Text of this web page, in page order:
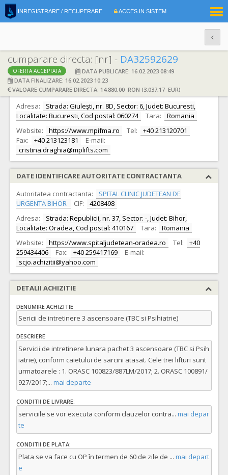
INREGISTRARE / RECUPERARE ACCES IN SISTEM
cumparare directa: [nr] - DA32592629
OFERTA ACCEPTATA
DATA PUBLICARE: 16.02.2023 08:49
DATA FINALIZARE: 16.02.2023 10:23
VALOARE CUMPARARE DIRECTA: 14.880,00 RON (3.037,17 EUR)
DATE IDENTIFICARE OFERTANT
Ofertant: S.C. MP IFMA S.A. CIF: 448269
Adresa:
Strada: Giuleşti, nr. 8D, Sector: 6, Judet: Bucuresti,
Localitate: Bucuresti, Cod postal: 060274
Tara:
Romania
Website:
https://www.mpifma.ro Tel:
+40 213120701
Fax:
+40 213123181
E-mail:
cristina.draghia@mplifts.com
DATE IDENTIFICARE AUTORITATE CONTRACTANTA
Autoritatea contractanta:
SPITAL CLINIC JUDETEAN DE
URGENTA BIHOR
CIF:
4208498
Adresa:
Strada: Republicii, nr. 37, Sector: -, Judet: Bihor,
Localitate: Oradea, Cod postal: 410167
Tara:
Romania
Website:
https://www.spitaljudetean-oradea.ro Tel:
+40
259434406
Fax: +40 259417169
E-mail:
scjo.achizitii@yahoo.com
DETALII ACHIZITIE
DENUMIRE ACHIZITIE
Sericii de intretinere 3 ascensoare (TBC si Psihiatrie)
DESCRIERE
Servicii de intretinere lunara pachet 3 ascensoare (TBC si Psih
iatrie), conform caietului de sarcini atasat. Cele trei lifturi sunt
urmatoarele : 1. ORASC 100823/887LM/2017; 2. ORASC 100891/
927/2017;... mai departe
CONDITII DE LIVRARE:
serviciile se vor executa conform clauzelor contra... mai depar
te
CONDITII DE PLATA:
Plata se va face cu OP în termen de 60 de zile de ... mai depart
e